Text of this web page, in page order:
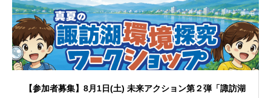
【参加者募集】8月1日(土) 未来アクション第２弾「諏訪湖